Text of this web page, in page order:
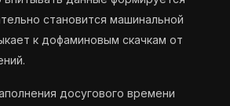
становится машинальной
к дофаминовым скачкам от
досугового времени